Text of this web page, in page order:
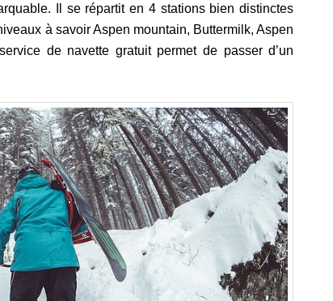
Il se répartit en 4 stations bien distinctes
à savoir Aspen mountain, Buttermilk, Aspen
de navette gratuit permet de passer d’un